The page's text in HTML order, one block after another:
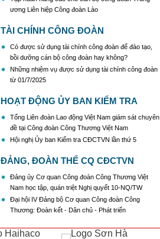
ương Liên hiệp Công đoàn Lào
TÀI CHÍNH CÔNG ĐOÀN
Có được sử dụng tài chính công đoàn để đào tạo,
bồi dưỡng cán bộ công đoàn hay không?
Những nhiệm vụ được sử dụng tài chính công đoàn
từ 01/7/2025
HOẠT ĐỘNG ỦY BAN KIỂM TRA
Tổng Liên đoàn Lao động Việt Nam giám sát chuyên
đề tại Công đoàn Công Thương Việt Nam
Hội nghị Ủy ban Kiểm tra CĐCTVN lần thứ 5
ĐẢNG, ĐOÀN THỂ CQ CĐCTVN
Đảng ủy Cơ quan Công đoàn Công Thương Việt
Nam học tập, quán triệt Nghị quyết 10-NQ/TW
Đại hội IV Đảng bộ Cơ quan Công đoàn Công
Thương: Đoàn kết - Dân chủ - Phát triển